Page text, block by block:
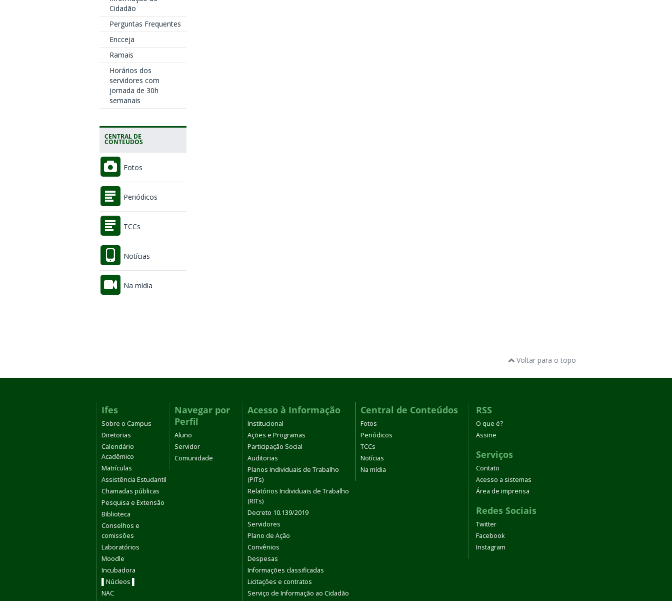
Cidadão
Perguntas Frequentes
Encceja
Ramais
Horários dos
servidores com
jornada de 30h
semanais
CENTRAL DE
CONTEÚDOS
Fotos
Periódicos
TCCs
Notícias
Na mídia
Voltar para o topo
Ifes
Sobre o Campus
Diretorias
Calendário
Acadêmico
Matrículas
Assistência Estudantil
Chamadas públicas
Pesquisa e Extensão
Biblioteca
Conselhos e
comissões
Laboratórios
Moodle
Incubadora
▌Núcleos ▌
NAC
Navegar por
Perfil
Aluno
Servidor
Comunidade
Acesso à Informação
Institucional
Ações e Programas
Participação Social
Auditorias
Planos Individuais de Trabalho
(PITs)
Relatórios Individuais de Trabalho
(RITs)
Decreto 10.139/2019
Servidores
Plano de Ação
Convênios
Despesas
Informações classificadas
Licitações e contratos
Serviço de Informação ao Cidadão
Central de Conteúdos
Fotos
Periódicos
TCCs
Notícias
Na mídia
RSS
O que é?
Assine
Serviços
Contato
Acesso a sistemas
Área de imprensa
Redes Sociais
Twitter
Facebook
Instagram